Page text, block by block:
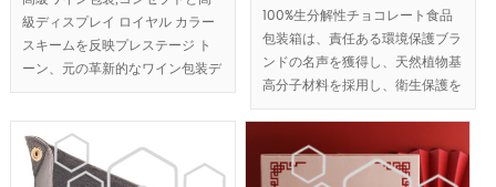
級ディスプレイ ロイヤル カラー
スキームを反映プレステージ ト
ーン、元の革新的なワイン包装デ
ザイン適用複数の素材と創造的な
ワイン ロイヤル内部トレイにな
る豪華さと高級ワインのブランド
100%生分解性チョコレート食品
包装箱は、責任ある環境保護ブラ
ンドの名声を獲得し、天然植物基
高分子材料を採用し、衛生保護を
実現した.